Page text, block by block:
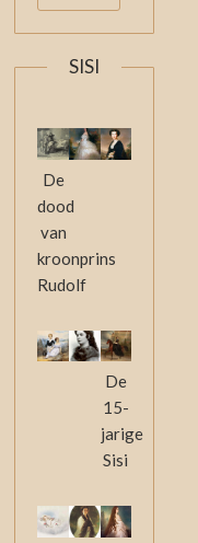
SISI
De
dood
van
kroonprins
Rudolf
De
15-
jarige
Sisi